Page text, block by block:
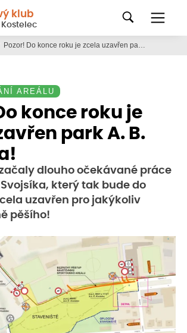
klub
Pozor! Do konce roku je zcela uzavřen park A. B. Svojsíka!
AREÁLU
konce roku je
park A. B.
začaly dlouho očekávané práce
který tak bude do
uzavřen pro jakýkoliv
pěšího!